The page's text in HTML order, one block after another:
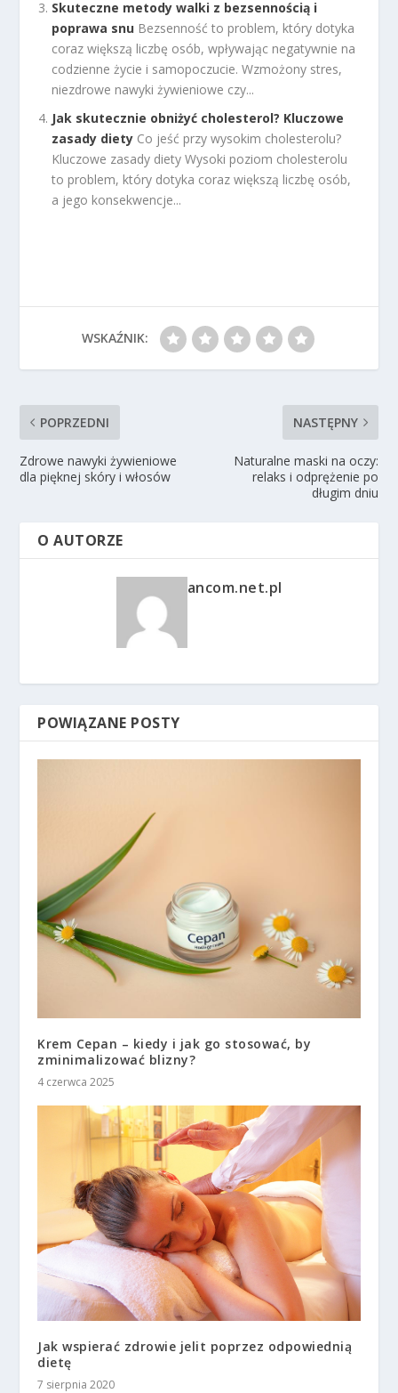
Skuteczne metody walki z bezsennością i
poprawa snu Bezsenność to problem, który dotyka
coraz większą liczbę osób, wpływając negatywnie na
codzienne życie i samopoczucie. Wzmożony stres,
niezdrowe nawyki żywieniowe czy...
Jak skutecznie obniżyć cholesterol? Kluczowe
zasady diety Co jeść przy wysokim cholesterolu?
Kluczowe zasady diety Wysoki poziom cholesterolu
to problem, który dotyka coraz większą liczbę osób,
a jego konsekwencje...
WSKAŹNIK:
POPRZEDNI
Zdrowe nawyki żywieniowe
dla pięknej skóry i włosów
NASTĘPNY
Naturalne maski na oczy:
relaks i odprężenie po
długim dniu
O AUTORZE
ancom.net.pl
POWIĄZANE POSTY
Krem Cepan – kiedy i jak go stosować, by
zminimalizować blizny?
4 czerwca 2025
Jak wspierać zdrowie jelit poprzez odpowiednią
dietę
7 sierpnia 2020